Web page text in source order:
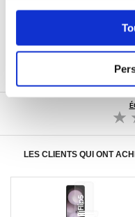
LES CLIENTS QUI ONT